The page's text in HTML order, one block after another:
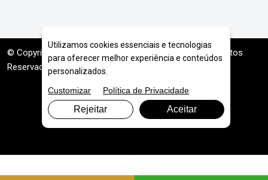
© Copyright 2026. DIVIA Marketing Digital . Todos os Direitos
Reservados
Utilizamos cookies essenciais e tecnologias
para oferecer melhor experiência e conteúdos
personalizados.
Customizar
Política de Privacidade
Rejeitar Aceitar